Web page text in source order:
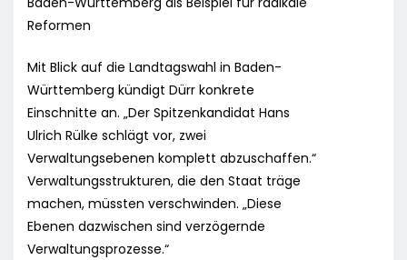
Reformen
Mit Blick auf die Landtagswahl in Baden-
Württemberg kündigt Dürr konkrete
Einschnitte an. „Der Spitzenkandidat Hans
Ulrich Rülke schlägt vor, zwei
Verwaltungsebenen komplett abzuschaffen.“
Verwaltungsstrukturen, die den Staat träge
machen, müssten verschwinden. „Diese
Ebenen dazwischen sind verzögernde
Verwaltungsprozesse.“